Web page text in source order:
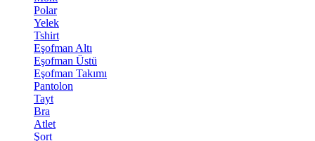
Polar
Yelek
Tshirt
Eşofman Altı
Eşofman Üstü
Eşofman Takımı
Pantolon
Tayt
Bra
Atlet
Şort